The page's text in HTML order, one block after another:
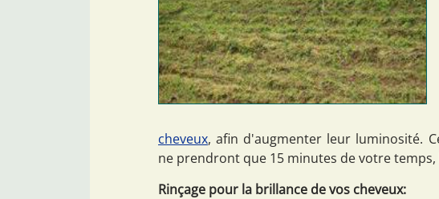
cheveux, afin d'augmenter leur luminosité.
ne prendront que 15 minutes de votre
Rinçage pour la brillance de vos cheveux: